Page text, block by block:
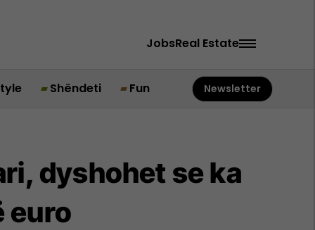
JobsReal Estate
Shëndeti Fun Newsletter
dyshohet se ka
euro